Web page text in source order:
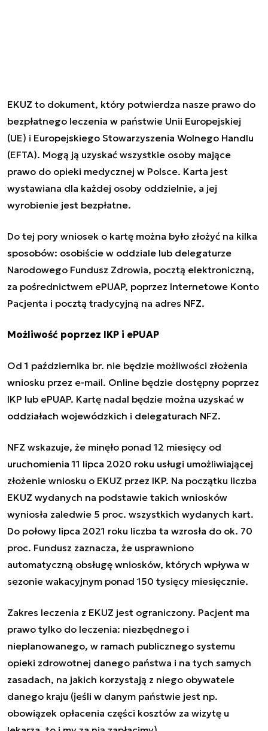
EKUZ to dokument, który potwierdza nasze prawo do
bezpłatnego leczenia w państwie Unii Europejskiej
(UE) i Europejskiego Stowarzyszenia Wolnego Handlu
(EFTA). Mogą ją uzyskać wszystkie osoby mające
prawo do opieki medycznej w Polsce. Karta jest
wystawiana dla każdej osoby oddzielnie, a jej
wyrobienie jest bezpłatne.
Do tej pory wniosek o kartę można było złożyć na kilka
sposobów: osobiście w oddziale lub delegaturze
Narodowego Fundusz Zdrowia, pocztą elektroniczną,
za pośrednictwem ePUAP, poprzez Internetowe Konto
Pacjenta i pocztą tradycyjną na adres NFZ.
Możliwość poprzez IKP i ePUAP
Od 1 października br. nie będzie możliwości złożenia
wniosku przez e-mail. Online będzie dostępny poprzez
IKP lub ePUAP. Kartę nadal będzie można uzyskać w
oddziałach wojewódzkich i delegaturach NFZ.
NFZ wskazuje, że minęło ponad 12 miesięcy od
uruchomienia 11 lipca 2020 roku usługi umożliwiającej
złożenie wniosku o EKUZ przez IKP. Na początku liczba
EKUZ wydanych na podstawie takich wniosków
wyniosła zaledwie 5 proc. wszystkich wydanych kart.
Do połowy lipca 2021 roku liczba ta wzrosła do ok. 70
proc. Fundusz zaznacza, że usprawniono
automatyczną obsługę wniosków, których wpływa w
sezonie wakacyjnym ponad 150 tysięcy miesięcznie.
Zakres leczenia z EKUZ jest ograniczony. Pacjent ma
prawo tylko do leczenia: niezbędnego i
nieplanowanego, w ramach publicznego systemu
opieki zdrowotnej danego państwa i na tych samych
zasadach, na jakich korzystają z niego obywatele
danego kraju (jeśli w danym państwie jest np.
obowiązek opłacenia części kosztów za wizytę u